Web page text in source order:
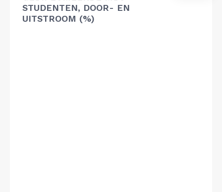
STUDENTEN, DOOR- EN
UITSTROOM (%)